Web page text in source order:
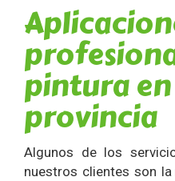
pintura
provincia
Algunos de los
nuestros clientes son